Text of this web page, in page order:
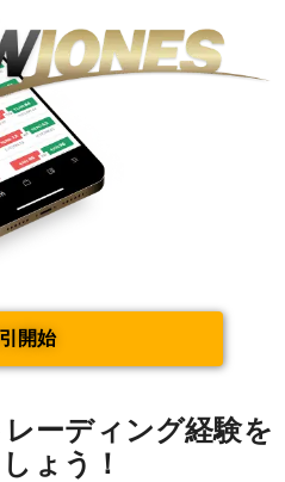
開始
ーディング経験を
ょう！